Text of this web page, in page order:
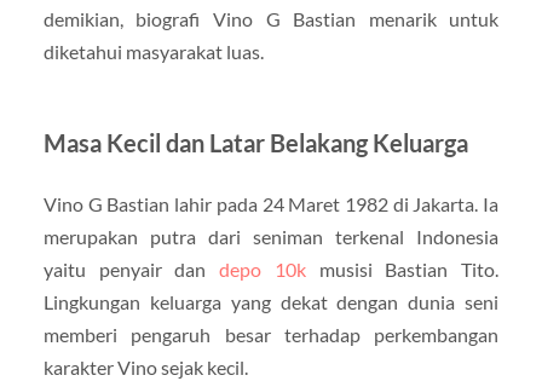
demikian, biografi Vino G Bastian menarik untuk
diketahui masyarakat luas.
Masa Kecil dan Latar Belakang Keluarga
Vino G Bastian lahir pada 24 Maret 1982 di Jakarta. Ia
merupakan putra dari seniman terkenal Indonesia
yaitu penyair dandepo 10kmusisi Bastian Tito.
Lingkungan keluarga yang dekat dengan dunia seni
memberi pengaruh besar terhadap perkembangan
karakter Vino sejak kecil.